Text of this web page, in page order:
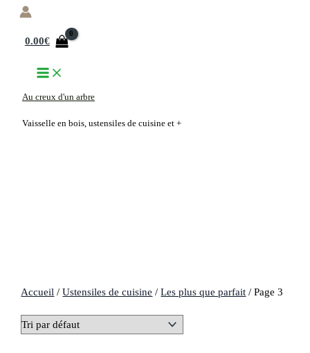
Aller
0.00€
Au creux d'un arbre
Vaisselle en bois, ustensiles de cuisine et +
Accueil /Ustensiles de cuisine /Les plus que parfait / Page 3